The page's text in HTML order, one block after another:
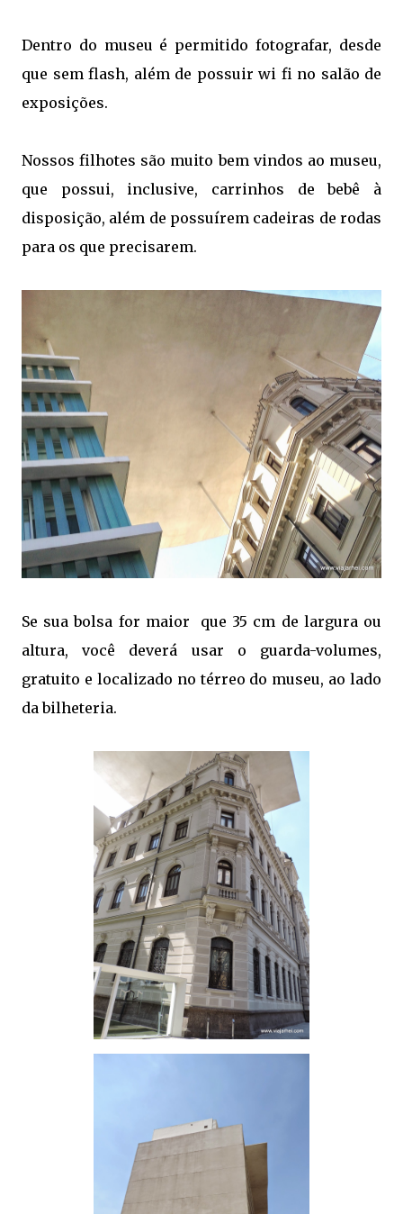
Dentro do museu é permitido fotografar, desde
que sem flash, além de possuir wi fi no salão de
exposições.
Nossos filhotes são muito bem vindos ao museu,
que possui, inclusive, carrinhos de bebê à
disposição, além de possuírem cadeiras de rodas
para os que precisarem.
Se sua bolsa for maior que 35 cm de largura ou
altura, você deverá usar o guarda-volumes,
gratuito e localizado no térreo do museu, ao lado
da bilheteria.